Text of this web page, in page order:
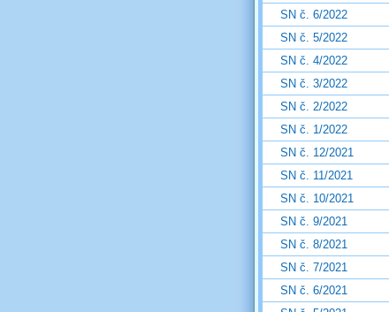
SN č. 6/2022
SN č. 5/2022
SN č. 4/2022
SN č. 3/2022
SN č. 2/2022
SN č. 1/2022
SN č. 12/2021
SN č. 11/2021
SN č. 10/2021
SN č. 9/2021
SN č. 8/2021
SN č. 7/2021
SN č. 6/2021